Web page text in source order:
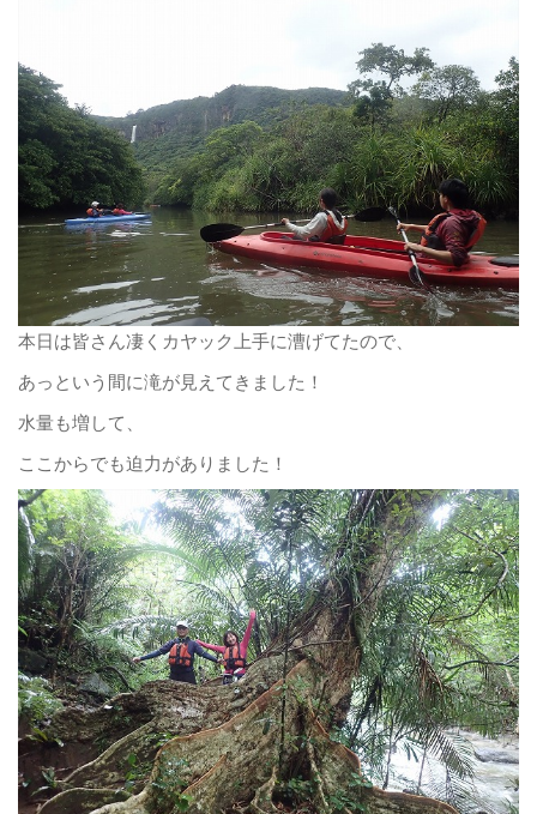
本日は皆さん凄くカヤック上手に漕げてたので、
あっという間に滝が見えてきました！
水量も増して、
ここからでも迫力がありました！